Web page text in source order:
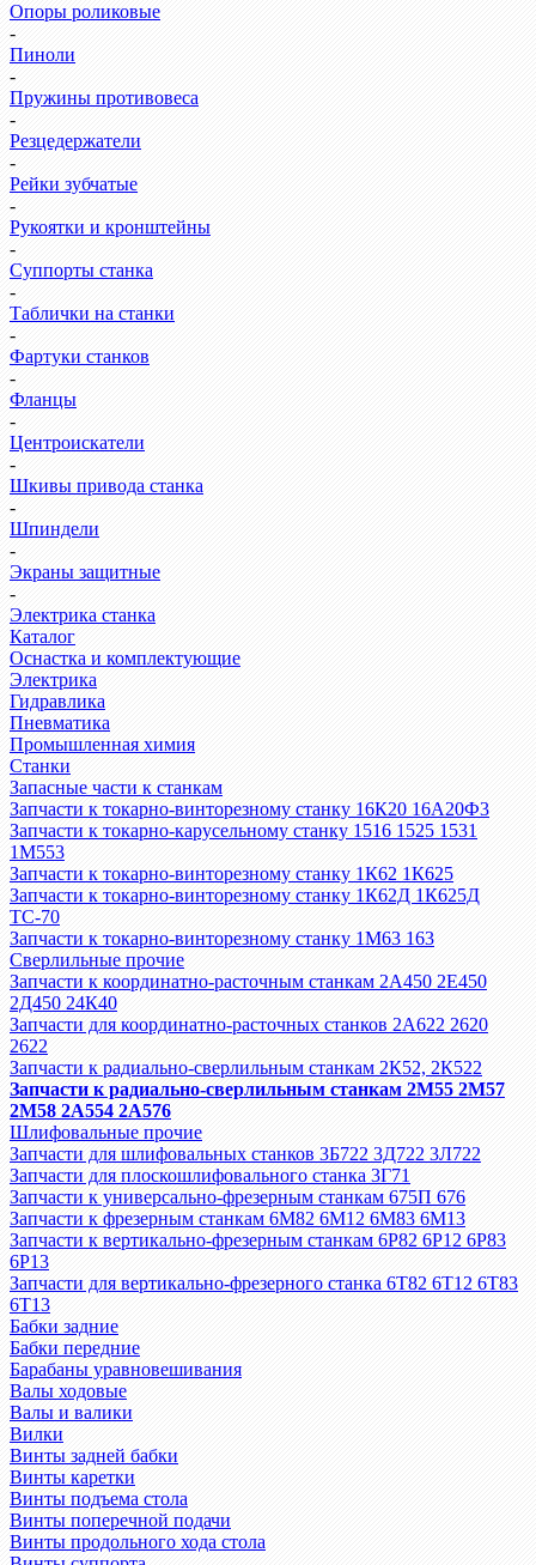
Опоры роликовые
-
Пиноли
-
Пружины противовеса
-
Резцедержатели
-
Рейки зубчатые
-
Рукоятки и кронштейны
-
Суппорты станка
-
Таблички на станки
-
Фартуки станков
-
Фланцы
-
Центроискатели
-
Шкивы привода станка
-
Шпиндели
-
Экраны защитные
-
Электрика станка
Каталог
Оснастка и комплектующие
Электрика
Гидравлика
Пневматика
Промышленная химия
Станки
Запасные части к станкам
Запчасти к токарно-винторезному станку 16К20 16А20Ф3
Запчасти к токарно-карусельному станку 1516 1525 1531
1М553
Запчасти к токарно-винторезному станку 1К62 1К625
Запчасти к токарно-винторезному станку 1К62Д 1К625Д
ТС-70
Запчасти к токарно-винторезному станку 1М63 163
Сверлильные прочие
Запчасти к координатно-расточным станкам 2А450 2Е450
2Д450 24К40
Запчасти для координатно-расточных станков 2А622 2620
2622
Запчасти к радиально-сверлильным станкам 2К52, 2К522
Запчасти к радиально-сверлильным станкам 2М55 2М57
2М58 2А554 2А576
Шлифовальные прочие
Запчасти для шлифовальных станков 3Б722 3Д722 3Л722
Запчасти для плоскошлифовального станка 3Г71
Запчасти к универсально-фрезерным станкам 675П 676
Запчасти к фрезерным станкам 6М82 6М12 6М83 6М13
Запчасти к вертикально-фрезерным станкам 6Р82 6Р12 6Р83
6Р13
Запчасти для вертикально-фрезерного станка 6Т82 6Т12 6Т83
6Т13
Бабки задние
Бабки передние
Барабаны уравновешивания
Валы ходовые
Валы и валики
Вилки
Винты задней бабки
Винты каретки
Винты подъема стола
Винты поперечной подачи
Винты продольного хода стола